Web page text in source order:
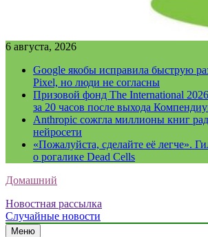
6 августа, 2026
Google якобы исправила быструю
Pixel, но люди не согласны
Призовой фонд The International
за 20 часов после выхода
Anthropic сожгла миллионы книг
нейросети
«Пожалуйста, сделайте её легче».
о рогалике Dead Cells
Домашний
Новостная рассылка
Случайные новости
Меню